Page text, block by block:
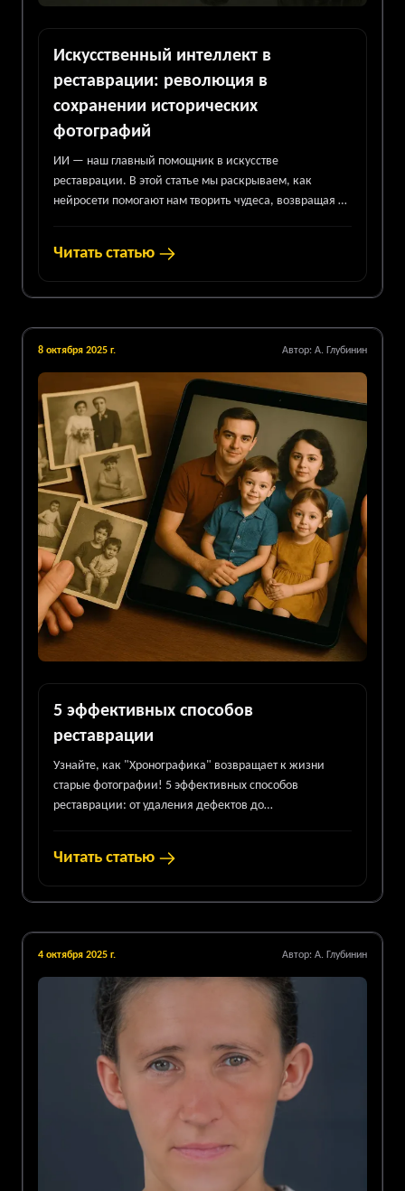
Искусственный интеллект в
реставрации: революция в
сохранении исторических
фотографий
ИИ — наш главный помощник в искусстве
реставрации. В этой статье мы раскрываем, как
нейросети помогают нам творить чудеса, возвращая к
Читать статью
8 октября 2025 г. Автор: А. Глубинин
5 эффективных способов
реставрации
Узнайте, как "Хронографика" возвращает к жизни
старые фотографии! 5 эффективных способов
реставрации: от удаления дефектов до
Читать статью
4 октября 2025 г. Автор: А. Глубинин